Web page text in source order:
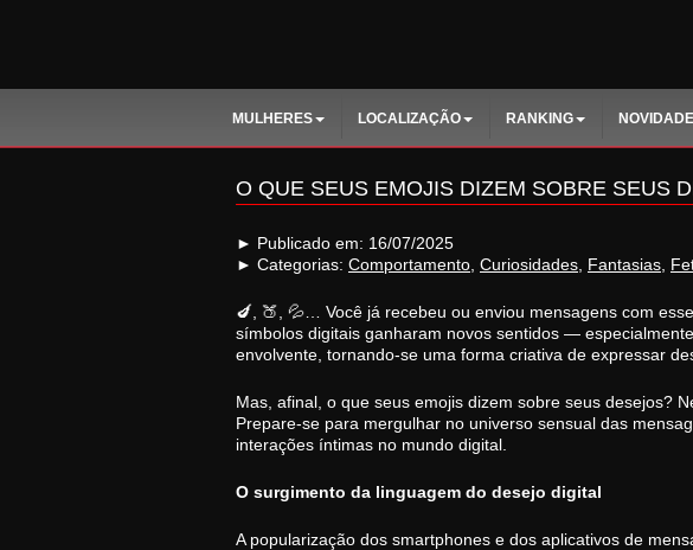
MULHERES LOCALIZAÇÃO RANKING
O QUE SEUS EMOJIS DIZEM SOBRE SEUS
► Publicado em: 16/07/2025
► Categorias: Comportamento Curiosidades Fantasias
🍆, 🍑, 💦… Você já recebeu ou enviou mensagens com
símbolos digitais ganharam novos sentidos —
envolvente, tornando-se uma forma criativa de expressar
Mas, afinal, o que seus emojis dizem sobre seus desejos?
Prepare-se para mergulhar no universo sensual das
interações íntimas no mundo digital.
O surgimento da linguagem do desejo digital
A popularização dos smartphones e dos aplicativos de